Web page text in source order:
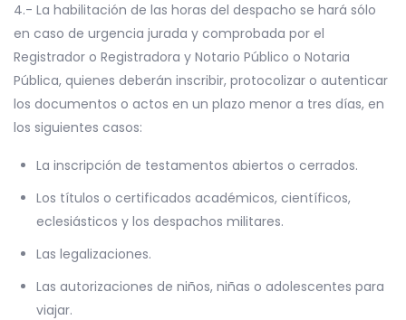
4.- La habilitación de las horas del despacho se hará sólo
en caso de urgencia jurada y comprobada por el
Registrador o Registradora y Notario Público o Notaria
Pública, quienes deberán inscribir, protocolizar o autenticar
los documentos o actos en un plazo menor a tres días, en
los siguientes casos:
La inscripción de testamentos abiertos o cerrados.
Los títulos o certificados académicos, científicos,
eclesiásticos y los despachos militares.
Las legalizaciones.
Las autorizaciones de niños, niñas o adolescentes para
viajar.